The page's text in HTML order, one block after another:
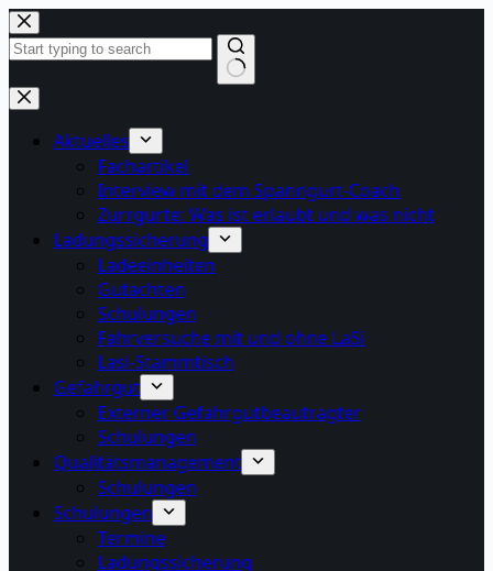
Zum
Inhalt
springen
Keine
Aktuelles
Fachartikel
Interview mit dem Spanngurt-Coach
Zurrgurte: Was ist erlaubt und was nicht
Ladungssicherung
Ladeeinheiten
Gutachten
Schulungen
Fahrversuche mit und ohne LaSi
Lasi-Stammtisch
Gefahrgut
Externer Gefahrgutbeautragter
Schulungen
Qualitätsmanagement
Schulungen
Schulungen
Termine
Ladungssicherung